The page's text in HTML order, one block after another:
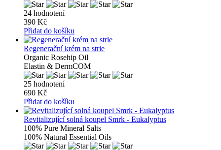
24 hodnotení
390 Kč
Přidat do košíku
Regenerační krém na strie
Organic Rosehip Oil
Elastin & DermCOM
25 hodnotení
690 Kč
Přidat do košíku
Revitalizující solná koupel Smrk - Eukalyptus
100% Pure Mineral Salts
100% Natural Essential Oils